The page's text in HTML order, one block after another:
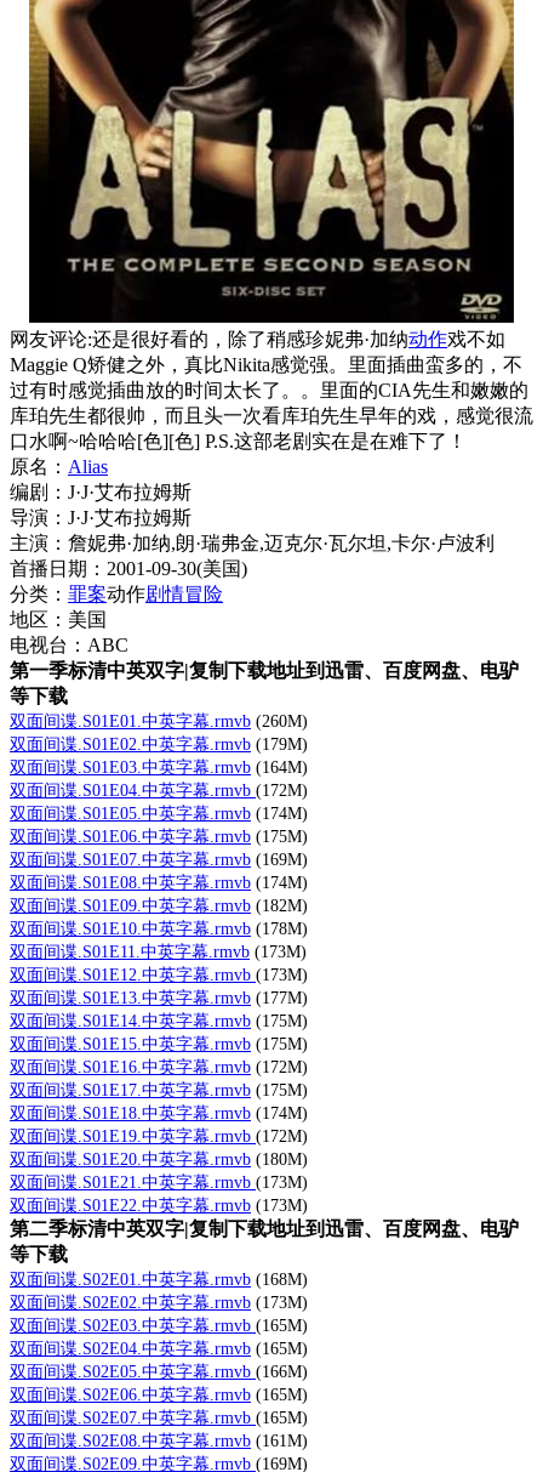
网友评论:还是很好看的，除了稍感珍妮弗·加纳动作戏不如
Maggie Q矫健之外，真比Nikita感觉强。里面插曲蛮多的，不
过有时感觉插曲放的时间太长了。。里面的CIA先生和嫩嫩的
库珀先生都很帅，而且头一次看库珀先生早年的戏，感觉很流
口水啊~哈哈哈[色][色] P.S.这部老剧实在是在难下了！
原名： Alias
编剧：J·J·艾布拉姆斯
导演：J·J·艾布拉姆斯
主演：詹妮弗·加纳,朗·瑞弗金,迈克尔·瓦尔坦,卡尔·卢波利
首播日期：2001-09-30(美国)
分类： 罪案动作剧情冒险
地区：美国
电视台：ABC
第一季标清中英双字|复制下载地址到迅雷、百度网盘、电驴
等下载
双面间谍.S01E01.中英字幕.rmvb (260M)
双面间谍.S01E02.中英字幕.rmvb (179M)
双面间谍.S01E03.中英字幕.rmvb (164M)
双面间谍.S01E04.中英字幕.rmvb (172M)
双面间谍.S01E05.中英字幕.rmvb (174M)
双面间谍.S01E06.中英字幕.rmvb (175M)
双面间谍.S01E07.中英字幕.rmvb (169M)
双面间谍.S01E08.中英字幕.rmvb (174M)
双面间谍.S01E09.中英字幕.rmvb (182M)
双面间谍.S01E10.中英字幕.rmvb (178M)
双面间谍.S01E11.中英字幕.rmvb (173M)
双面间谍.S01E12.中英字幕.rmvb (173M)
双面间谍.S01E13.中英字幕.rmvb (177M)
双面间谍.S01E14.中英字幕.rmvb (175M)
双面间谍.S01E15.中英字幕.rmvb (175M)
双面间谍.S01E16.中英字幕.rmvb (172M)
双面间谍.S01E17.中英字幕.rmvb (175M)
双面间谍.S01E18.中英字幕.rmvb (174M)
双面间谍.S01E19.中英字幕.rmvb (172M)
双面间谍.S01E20.中英字幕.rmvb (180M)
双面间谍.S01E21.中英字幕.rmvb (173M)
双面间谍.S01E22.中英字幕.rmvb (173M)
第二季标清中英双字|复制下载地址到迅雷、百度网盘、电驴
等下载
双面间谍.S02E01.中英字幕.rmvb (168M)
双面间谍.S02E02.中英字幕.rmvb (173M)
双面间谍.S02E03.中英字幕.rmvb (165M)
双面间谍.S02E04.中英字幕.rmvb (165M)
双面间谍.S02E05.中英字幕.rmvb (166M)
双面间谍.S02E06.中英字幕.rmvb (165M)
双面间谍.S02E07.中英字幕.rmvb (165M)
双面间谍.S02E08.中英字幕.rmvb (161M)
双面间谍.S02E09.中英字幕.rmvb (169M)